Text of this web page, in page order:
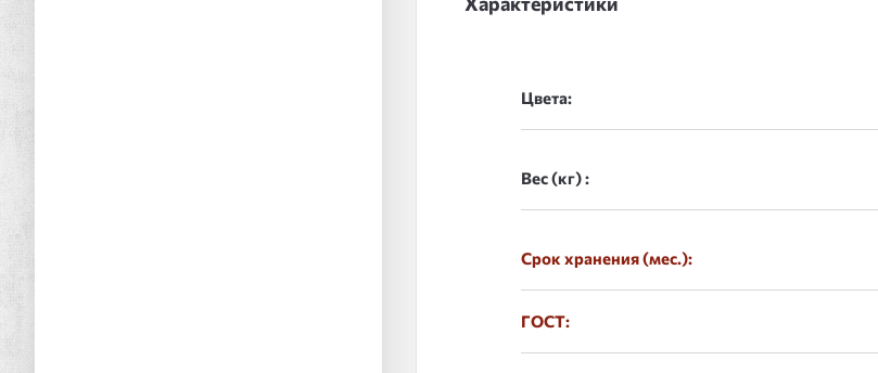
Цвета:
Вес (кг) :
Срок хранения (мес.):
ГОСТ: